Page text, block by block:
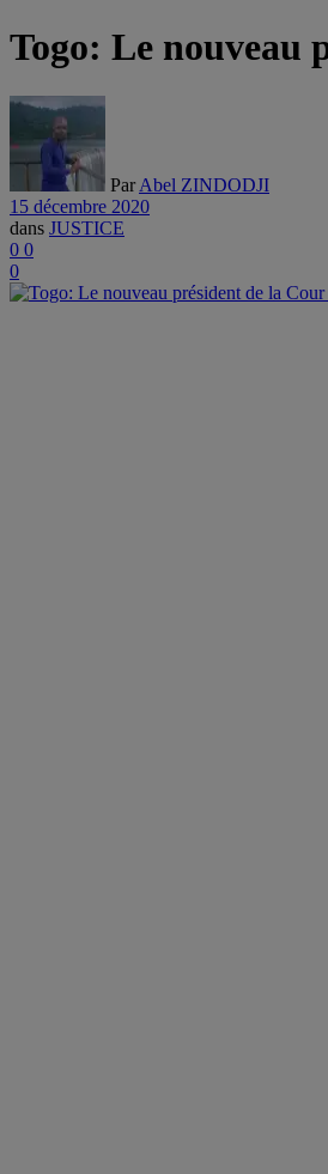
Togo: Le nouveau
Par Abel ZINDODJI
15 décembre 2020
dans JUSTICE
0 0
0